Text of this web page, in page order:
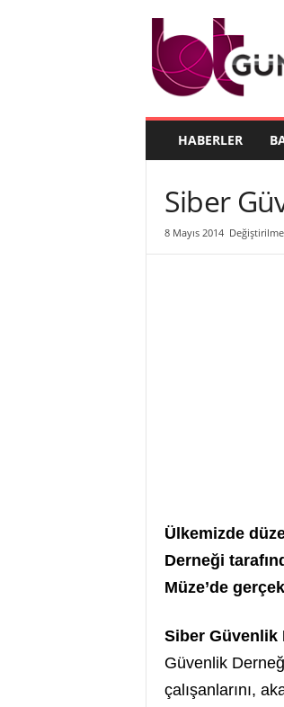
B
HABERLER
Siber
8 Mayıs 2014
Ülkemizde
Derneği
Müze’de
Siber Güvenlik
Güvenlik
çalışanlarını,